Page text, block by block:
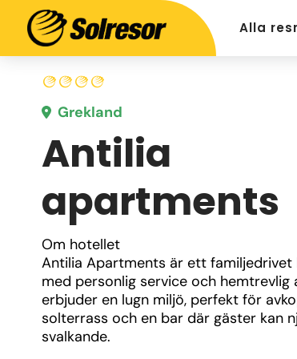
Alla
Grekland
Antilia
apartments
Om hotellet
Antilia Apartments är ett familjedrivet
med personlig service och
erbjuder en lugn miljö, perfekt för
solterrass och en bar där gäster kan
svalkande.